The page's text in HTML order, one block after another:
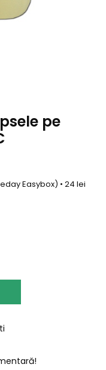
pe
Easybox) • 24 lei